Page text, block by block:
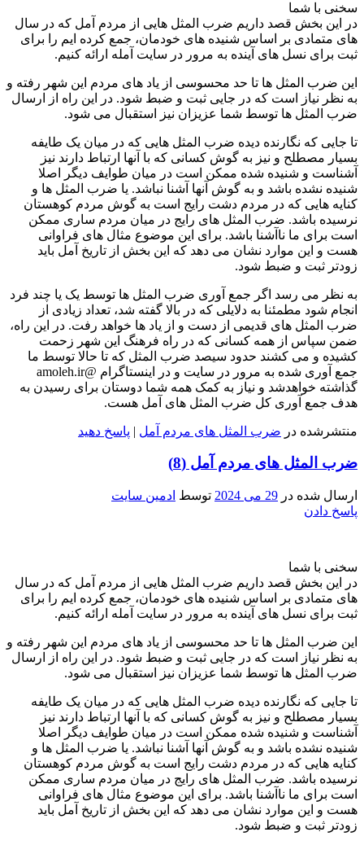
سخنی با شما
در این بخش قصد داریم ضرب المثل هایی از مردم آمل که در سال
های متمادی بر اساس شنیده های خودمان، جمع کرده ایم را برای
ثبت برای نسل های آینده به مرور در سایت آمله ارائه کنیم.
این ضرب المثل ها تا حد محسوسی از یاد های مردم این شهر رفته و
به نظر نیاز است که در جایی ثبت و ضبط شود. در این راه از ارسال
ضرب المثل ها توسط شما عزیزان نیز استقبال می شود.
تا جایی که نگارنده دیده ضرب المثل هایی که در میان یک طایفه
بسیار مصطلح و نیز به گوش کسانی که با آنها ارتباط دارند نیز
آشناست و شنیده شده ممکن است در میان طوایف دیگر اصلا
شنیده نشده باشد و به گوش آنها آشنا نباشد. یا ضرب المثل ها و
کنایه هایی که در مردم دشت رایج است به گوش مردم کوهستان
نرسیده باشد. ضرب المثل های رایج در میان مردم ساری ممکن
است برای ما ناآشنا باشد. برای این موضوع مثال های فراوانی
هست و این موارد نشان می دهد که این بخش از تاریخ آمل باید
زودتر ثبت و ضبط شود.
به نظر می رسد اگر جمع آوری ضرب المثل ها توسط یک یا چند فرد
انجام شود مطمئنا به دلایلی که در بالا گفته شد، تعداد زیادی از
ضرب المثل های قدیمی از دست و از یاد ها خواهد رفت. در این راه،
ضمن سپاس از همه کسانی که در راه فرهنگ این شهر زحمت
کشیده و می کشند حدود سیصد ضرب المثل که تا حالا توسط ما
جمع آوری شده به مرور در سایت و در اینستاگرام @amoleh.ir
گذاشته خواهدشد و نیاز به کمک همه شما دوستان برای رسیدن به
هدف جمع آوری کل ضرب المثل های آمل هست.
منتشرشده در ضرب المثل های مردم آمل | پاسخ دهید
ضرب المثل های مردم آمل (8)
ارسال شده در 29 می 2024 توسط ادمین سایت
پاسخ دادن
سخنی با شما
در این بخش قصد داریم ضرب المثل هایی از مردم آمل که در سال
های متمادی بر اساس شنیده های خودمان، جمع کرده ایم را برای
ثبت برای نسل های آینده به مرور در سایت آمله ارائه کنیم.
این ضرب المثل ها تا حد محسوسی از یاد های مردم این شهر رفته و
به نظر نیاز است که در جایی ثبت و ضبط شود. در این راه از ارسال
ضرب المثل ها توسط شما عزیزان نیز استقبال می شود.
تا جایی که نگارنده دیده ضرب المثل هایی که در میان یک طایفه
بسیار مصطلح و نیز به گوش کسانی که با آنها ارتباط دارند نیز
آشناست و شنیده شده ممکن است در میان طوایف دیگر اصلا
شنیده نشده باشد و به گوش آنها آشنا نباشد. یا ضرب المثل ها و
کنایه هایی که در مردم دشت رایج است به گوش مردم کوهستان
نرسیده باشد. ضرب المثل های رایج در میان مردم ساری ممکن
است برای ما ناآشنا باشد. برای این موضوع مثال های فراوانی
هست و این موارد نشان می دهد که این بخش از تاریخ آمل باید
زودتر ثبت و ضبط شود.